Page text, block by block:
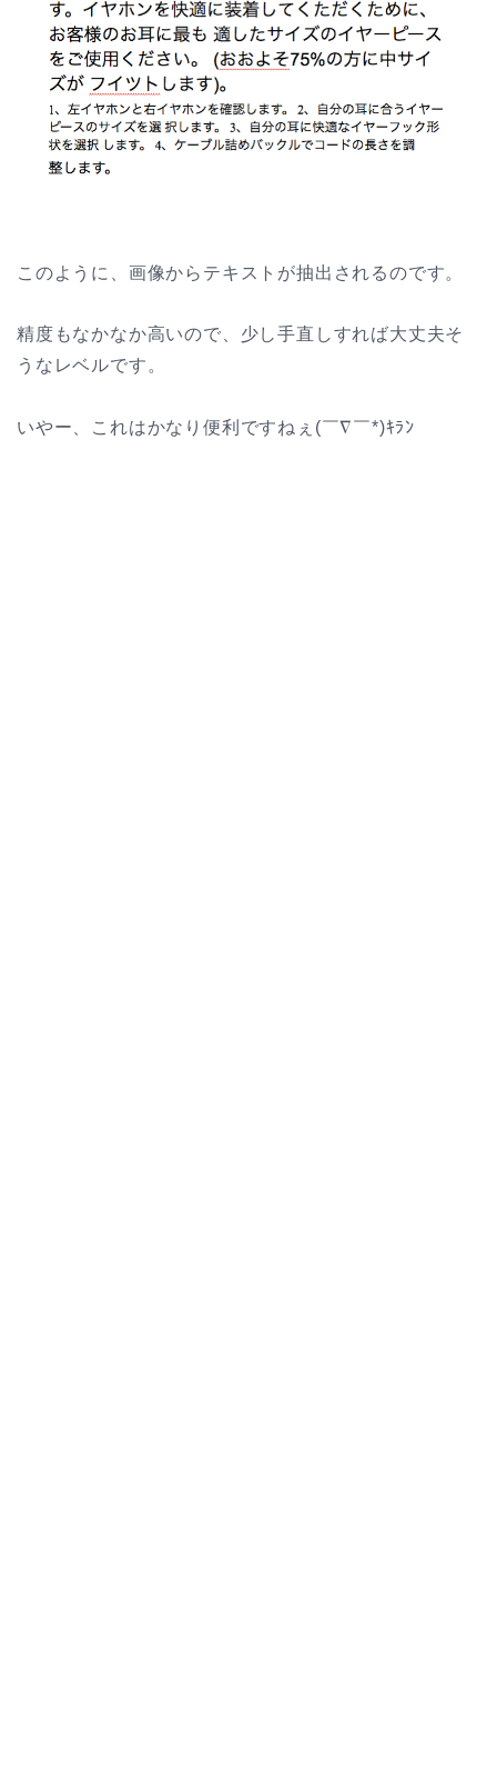
このように、画像からテキストが抽出されるのです。
精度もなかなか高いので、少し手直しすれば大丈夫そ
うなレベルです。
いやー、これはかなり便利ですねぇ(￣∇￣*)ｷﾗﾝ